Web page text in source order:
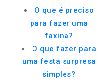
O que é preciso
para fazer uma
faxina?
O que fazer para
uma festa surpresa
simples?